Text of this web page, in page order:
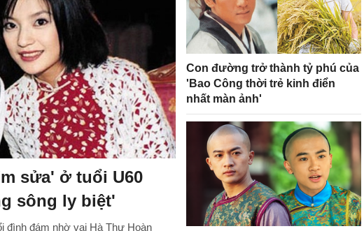
sửa' ở tuổi U60
sông ly biệt'
đình đám nhờ vai Hà Thư Hoàn
Con đường trở thành tỷ phú của
'Bao Công thời trẻ kinh điển
nhất màn ảnh'